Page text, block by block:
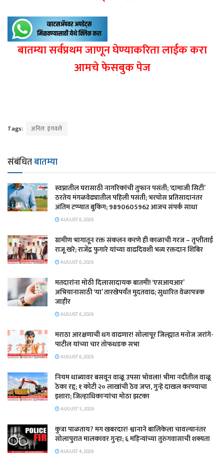
बातम्या सर्वप्रथम जाणून घेण्याकरिता लाईक करा
आमचे फेसबुक पेज
Tags: अनिल इंगवले
संबंधितबातम्या
स्वप्नातील घरासाठी नागरिकांची तुफान पसंती; ‘दामाजी सिटी’
ठरतेय मंगळवेढ्यातील पहिली पसंती; भरघोस प्रतिसादानंतर
अंतिम टप्प्यात बुकिंग; 9890605962 आजच संपर्क साधा
AUGUST 6, 2026
ग्रामीण भागातून रक्त संकलन करणे ही काळाची गरज – तृप्तीताई
राजू खरे; राजेंद्र फुगारे यांच्या वाढदिवशी भव्य रक्तदान शिबिर
AUGUST 6, 2026
मतदारांना मोठी दिलासादायक बातमी! ‘एसआयआर’
अभियानासाठी ‘या’ तारखेपर्यंत मुदतवाढ; सुधारित वेळापत्रक
जाहीर
AUGUST 6, 2026
मराठा आरक्षणाची धग वाढणार! सोलापूर जिल्ह्यात मनोज जरांगे-
पाटील यांच्या चार तोफधडक सभा
AUGUST 6, 2026
नियम धाब्यावर बसवून वाळू उपसा भोवला! भीमा नदीतील वाळू
ठेका रद्द; १ कोटी २० लाखांची ठेव जप्त, गुन्हे दाखल करण्याचा
इशारा; जिल्हाधिकाऱ्यांचा मोठा झटका
AUGUST 5, 2026
कुत्रा पाळताय? मग खबरदार! श्वानाने बालिकेला चावल्यानंतर
सोलापुरात मालकावर गुन्हा; ६ महिन्यांच्या तुरुंगवासाची शक्यता
AUGUST 4, 2026